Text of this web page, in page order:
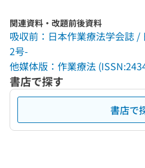
関連資料・改題前後資料
吸収前：日本作業療法学会誌
2号-
他媒体版：作業療法
書店で探す
書店で